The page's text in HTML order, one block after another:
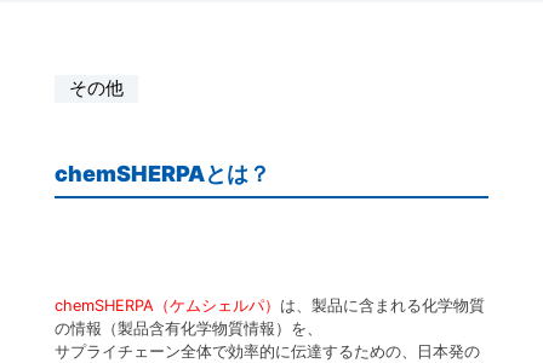
面の保護（フ
樹脂加工・成
その他
chemSHERPAとは？
chemSHERPA（ケムシェルパ） は、製品に含まれる化学物質
の情報（製品含有化学物質情報）を、
サプライチェーン全体で効率的に伝達するための、日本発の